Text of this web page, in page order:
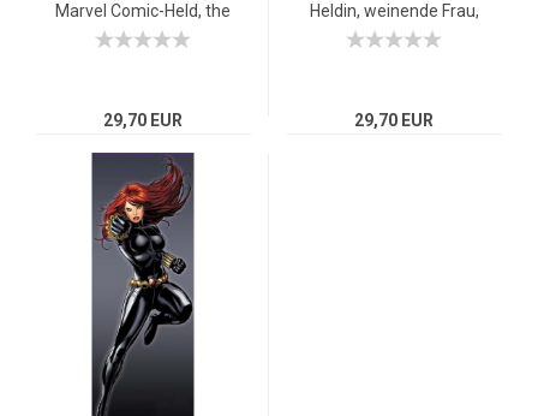
Marvel Comic-Held, the
first Avenger
29,70 EUR
Heldin, weinende Frau,
Lichtenstein-Stil
29,70 EUR